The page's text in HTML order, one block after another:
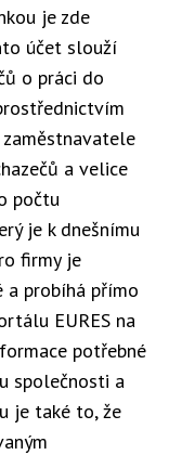
je zde
účet slouží
o práci do
zaměstnavatele
a velice
počtu
je k dnešnímu
firmy je
a probíhá přímo
EURES na
potřebné
společnosti a
je také to, že